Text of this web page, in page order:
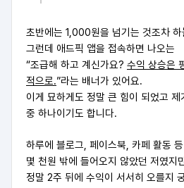
초반에는 1,000원을 넘기는 것조차
그런데 애드픽 앱을 접속하면 나오는
“조급해 하고 계신가요? 수익 상승은
적으로.”라는 배너가 있어요.
이게 묘하게도 정말 큰 힘이 되었고
중 하나이기도 합니다.
하루에 블로그, 페이스북, 카페 활동
몇 천원 밖에 들어오지 않았던 저였지
정말 2주 뒤에 수익이 서서히 오를지